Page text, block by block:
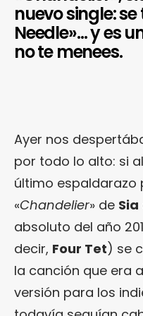
nuevo single:
Needle»… y es
no te menees.
Ayer nos
por todo lo alto: si
último espaldarazo
«Chandelier» de Sia
absoluto del año
decir, Four Tet) se
la canción que era
versión para los